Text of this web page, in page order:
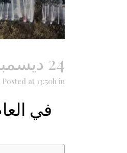
24 ديسمبر
Posted at 13:50h in